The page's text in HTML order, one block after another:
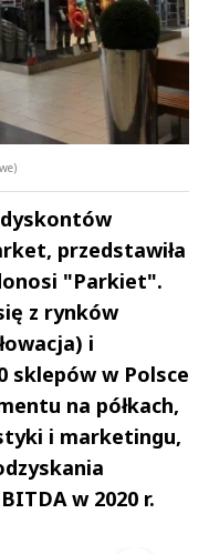
dyskontów
przedstawiła
"Parkiet".
z rynków
i
sklepów w Polsce
na półkach,
i marketingu,
w 2020 r.